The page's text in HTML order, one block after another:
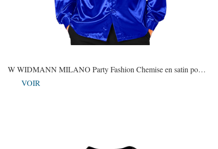
W WIDMANN MILANO Party Fashion Chemise en satin po…
VOIR